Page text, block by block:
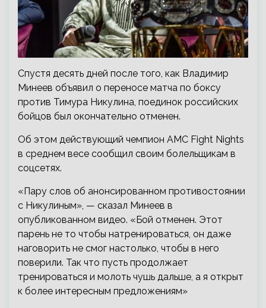
Спустя десять дней после того, как Владимир
Минеев объявил о переносе матча по боксу
против Тимура Никулина, поединок российских
бойцов был окончательно отменен.
Об этом действующий чемпион AMC Fight Nights
в среднем весе сообщил своим болельщикам в
соцсетях.
«Пару слов об анонсированном противостоянии
с Никулиным», — сказал Минеев в
опубликованном видео. «Бой отменен. Этот
парень не то чтобы натренироваться, он даже
наговорить не смог настолько, чтобы в него
поверили. Так что пусть продолжает
тренироваться и молоть чушь дальше, а я открыт
к более интересным предложениям»